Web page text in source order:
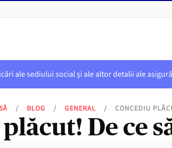
ale sediului social și ale altor detalii ale
/ BLOG / GENERAL / CONCEDIU
De ce